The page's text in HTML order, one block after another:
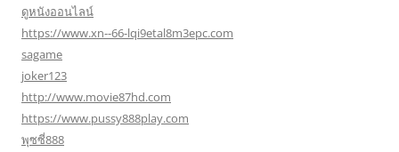
ดูหนังออนไลน์
https://www.xn--66-lqi9etal8m3epc.com
sagame
joker123
http://www.movie87hd.com
https://www.pussy888play.com
พุซซี่888